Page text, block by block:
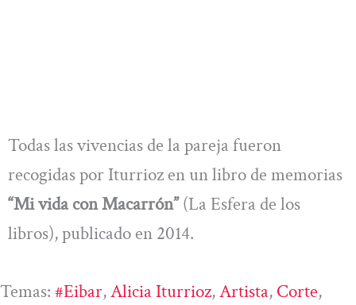
Todas las vivencias de la pareja fueron
recogidas por Iturrioz en un libro de memorias
“Mi vida con Macarrón”(La Esfera de los
libros), publicado en 2014.
Temas: #eibar, Alicia Iturrioz, Artista, Corte